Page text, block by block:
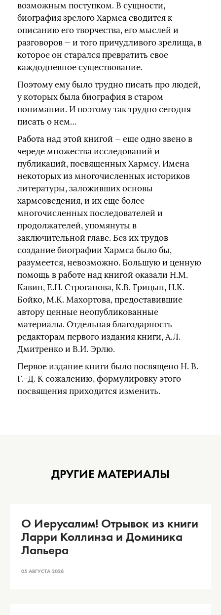
возможным поступком. В сущности,
биография зрелого Хармса сводится к
описанию его творчества, его мыслей и
разговоров — и того причудливого зрелища, в
которое он старался превратить свое
каждодневное существование.
Поэтому ему было трудно писать про людей,
у которых была биография в старом
понимании. И поэтому так трудно сегодня
писать о нем…
Работа над этой книгой — еще одно звено в
череде множества исследований и
публикаций, посвященных Хармсу. Имена
некоторых из многочисленных историков
литературы, заложивших основы
хармсоведения, и их еще более
многочисленных последователей и
продолжателей, упомянуты в
заключительной главе. Без их трудов
создание биографии Хармса было бы,
разумеется, невозможно. Большую и ценную
помощь в работе над книгой оказали Н.М.
Кавин, Е.Н. Строганова, К.В. Грицын, Н.К.
Бойко, М.К. Махортова, предоставившие
автору ценные неопубликованные
материалы. Отдельная благодарность
редакторам первого издания книги, А.Л.
Дмитренко и В.И. Эрлю.
Первое издание книги было посвящено Н. В.
Г.-Д. К сожалению, формулировку этого
посвящения приходится изменить.
ДРУГИЕ МАТЕРИАЛЫ
О Иерусалим! Отрывок из книги
Ларри Коллинза и Доминика
Лапьера
05 АВГУСТА 2026